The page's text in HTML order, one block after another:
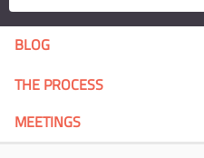
BLOG
THE PROCESS
MEETINGS